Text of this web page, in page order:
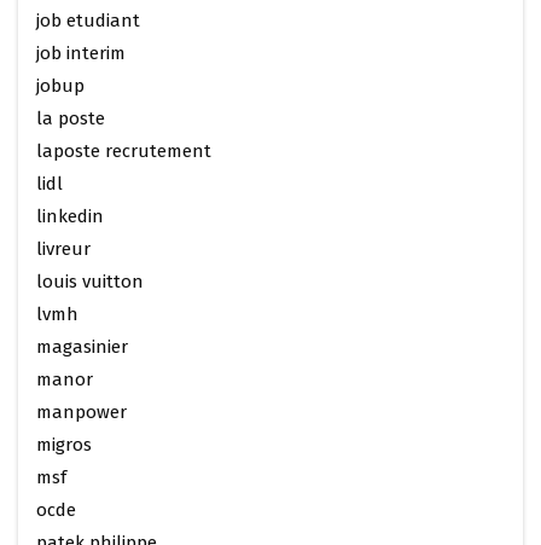
job etudiant
job interim
jobup
la poste
laposte recrutement
lidl
linkedin
livreur
louis vuitton
lvmh
magasinier
manor
manpower
migros
msf
ocde